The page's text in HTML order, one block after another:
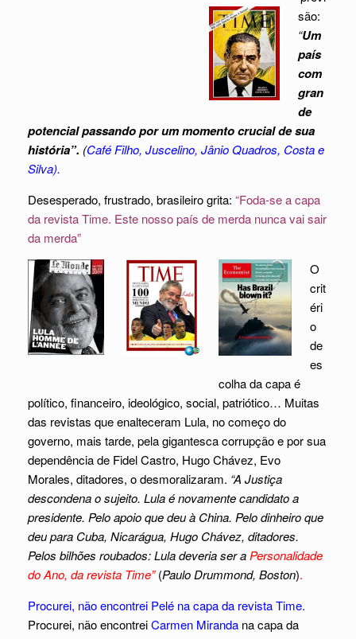
são:
“Um
país
com
gran
de
potencial passando por um momento crucial de sua
história”. (Café Filho, Juscelino, Jânio Quadros, Costa e
Silva).
Desesperado, frustrado, brasileiro grita: “Foda-se a capa
da revista Time. Este nosso país de merda nunca vai sair
da merda”
O
crit
éri
o
de
es
colha da capa é
político, financeiro, ideológico, social, patriótico… Muitas
das revistas que enalteceram Lula, no começo do
governo, mais tarde, pela gigantesca corrupção e por sua
dependência de Fidel Castro, Hugo Chávez, Evo
Morales, ditadores, o desmoralizaram. “A Justiça
descondena o sujeito. Lula é novamente candidato a
presidente. Pelo apoio que deu à China. Pelo dinheiro que
deu para Cuba, Nicarágua, Hugo Chávez, ditadores.
Pelos bilhões roubados: Lula deveria ser aPersonalidade
do Ano, da revista Time” (Paulo Drummond, Boston).
Procurei, não encontrei Pelé na capa da revista Time.
Procurei, não encontreiCarmen Miranda na capa da